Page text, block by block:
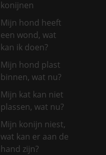
konijnen
Mijn hond heeft
een wond, wat
kan ik doen?
Mijn hond plast
binnen, wat nu?
Mijn kat kan niet
plassen, wat nu?
Mijn konijn niest,
wat kan er aan de
hand zijn?